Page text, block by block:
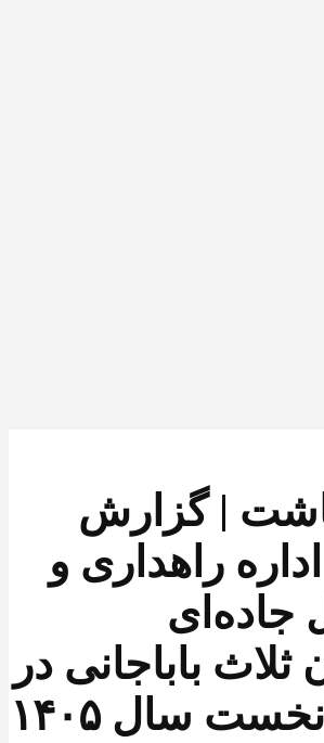
| گزارش
راهداری و
جاده‌ای
باباجانی در
سال ۱۴۰۵